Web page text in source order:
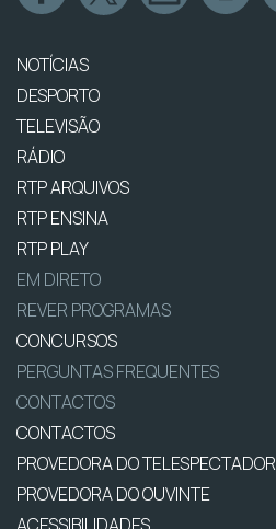
NOTÍCIAS
DESPORTO
TELEVISÃO
RÁDIO
RTP ARQUIVOS
RTP ENSINA
RTP PLAY
EM DIRETO
REVER PROGRAMAS
CONCURSOS
PERGUNTAS FREQUENTES
CONTACTOS
CONTACTOS
PROVEDORA DO TELESPECTADOR
PROVEDORA DO OUVINTE